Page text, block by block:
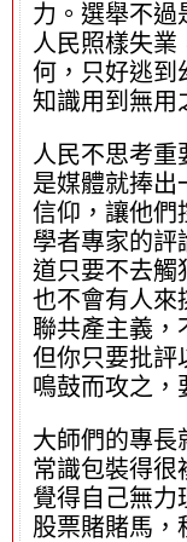
力。選舉不過
人民照樣失業
何，只好逃到
知識用到無用
人民不思考重
是媒體就捧出
信仰，讓他們
學者專家的評
道只要不去觸
也不會有人來
聯共產主義，
但你只要批評
鳴鼓而攻之，
大師們的專長
常識包裝得很
覺得自己無力
股票賭賭馬，